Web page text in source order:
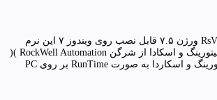
نرم افزار RsView32 v7.50 ورژن ۷.۵ قابل نصب روی ویندوز ۷ این نرم
افزار یک نرم افزار مانیتورینگ و اسکادا از شرگن RockWell Automation )(
آلن بردلی) جهت مانیتورینگ و اسکاردا به صورت RunTime بر روی PC